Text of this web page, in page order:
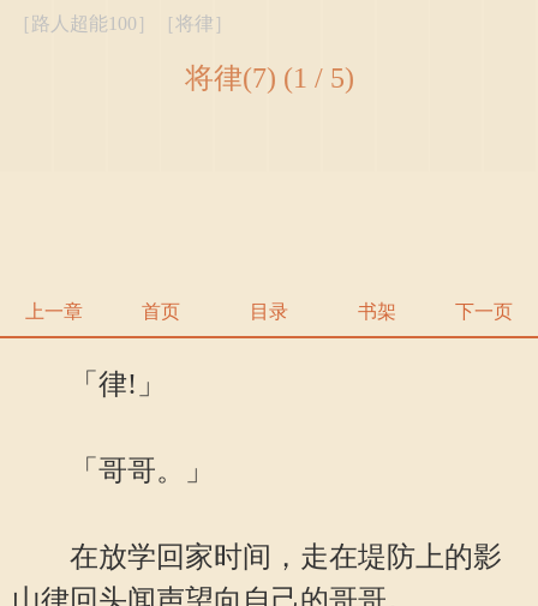
［路人超能100］［将律］
将律(7) (1 / 5)
上一章 首页 目录 书架 下一页
「律!」
「哥哥。」
在放学回家时间，走在堤防上的影